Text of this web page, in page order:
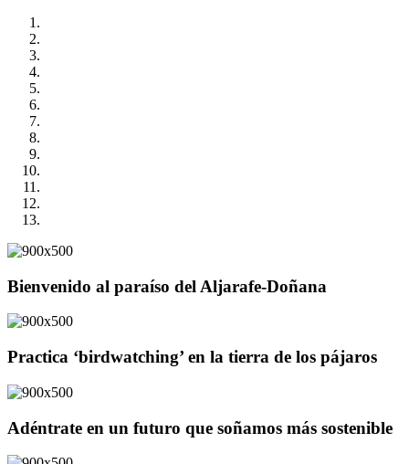
Bienvenido al paraíso del Aljarafe-Doñana
Practica ‘birdwatching’ en la tierra de los pájaros
Adéntrate en un futuro que soñamos más sostenible